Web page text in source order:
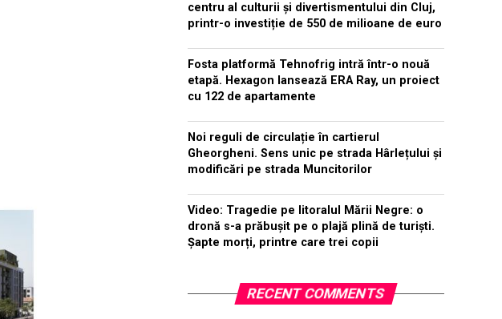
centru al culturii și divertismentului din Cluj,
printr-o investiție de 550 de milioane de euro
Fosta platformă Tehnofrig intră într-o nouă
etapă. Hexagon lansează ERA Ray, un proiect
cu 122 de apartamente
Noi reguli de circulație în cartierul
Gheorgheni. Sens unic pe strada Hârlețului și
modificări pe strada Muncitorilor
Video: Tragedie pe litoralul Mării Negre: o
dronă s-a prăbușit pe o plajă plină de turiști.
Șapte morți, printre care trei copii
RECENT COMMENTS